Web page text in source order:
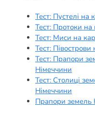
Тест: Пустелі на
Тест: Протоки на
Тест: Миси на
Тест: Півострови
Тест: Прапори
Німеччини
Тест: Столиці
Німеччини
Прапори земель